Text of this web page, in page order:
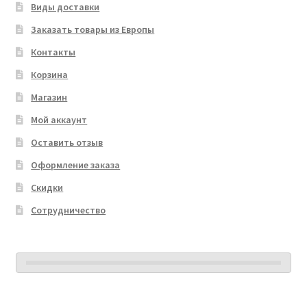
Виды доставки
Заказать товары из Европы
Контакты
Корзина
Магазин
Мой аккаунт
Оставить отзыв
Оформление заказа
Скидки
Сотрудничество